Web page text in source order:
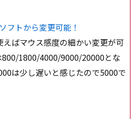
トから変更可能！
えばマウス感度の細かい変更が可
1800/4000/9000/20000とな
は少し遅いと感じたので5000で